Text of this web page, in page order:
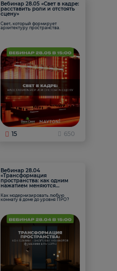
Вебинар 28.05 «Свет в кадре:
расставить роли и отстоять
сцену»
Свет, который формирует
архитектуру пространства.
15 650
Вебинар 28.04
«Трансформация
пространства: как одним
нажатием меняются
Как модернизировать любую
комнату в доме до уровня ПРО?